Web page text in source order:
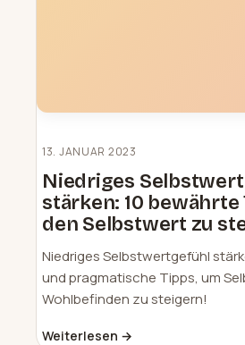
13. JANUAR 2023
Niedriges
stärken: 10 bewährte
den Selbstwert zu
Niedriges Selbstwertgefühl
und pragmatische Tipps, um
Wohlbefinden zu steigern!
Weiterlesen →